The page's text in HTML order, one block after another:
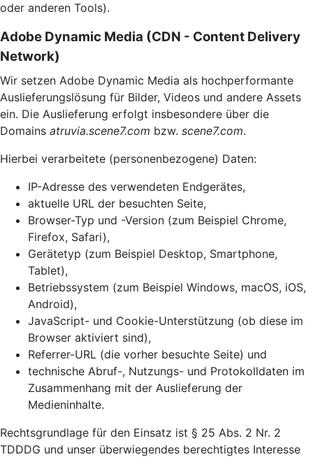
oder anderen Tools).
Adobe Dynamic Media (CDN - Content Delivery
Network)
Wir setzen Adobe Dynamic Media als hochperformante
Auslieferungslösung für Bilder, Videos und andere Assets
ein. Die Auslieferung erfolgt insbesondere über die
Domains atruvia.scene7.com bzw. scene7.com.
Hierbei verarbeitete (personenbezogene) Daten:
IP-Adresse des verwendeten Endgerätes,
aktuelle URL der besuchten Seite,
Browser-Typ und -Version (zum Beispiel Chrome,
Firefox, Safari),
Gerätetyp (zum Beispiel Desktop, Smartphone,
Tablet),
Betriebssystem (zum Beispiel Windows, macOS, iOS,
Android),
JavaScript- und Cookie-Unterstützung (ob diese im
Browser aktiviert sind),
Referrer-URL (die vorher besuchte Seite) und
technische Abruf-, Nutzungs- und Protokolldaten im
Zusammenhang mit der Auslieferung der
Medieninhalte.
Rechtsgrundlage für den Einsatz ist § 25 Abs. 2 Nr. 2
TDDDG und unser überwiegendes berechtigtes Interesse